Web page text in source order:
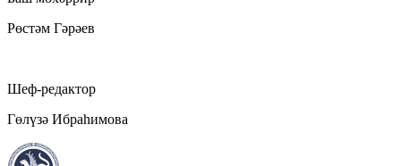
Рөстәм Гәрәев
Шеф-редактор
Гөлүзә Ибраһимова